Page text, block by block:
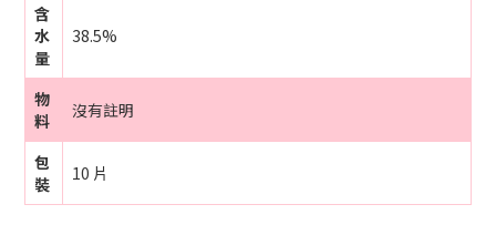
含
水
量
38.5%
物
料
沒有註明
包
裝
10 片